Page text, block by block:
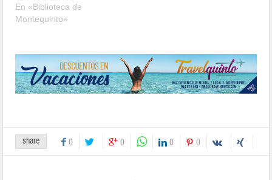
En «Biblioteca de
Montequinto»
share 0 0 0 0